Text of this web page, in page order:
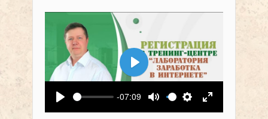
Воспроизвести
-07:09
Выключить звук
Настройки
На весь
Воспроизвести